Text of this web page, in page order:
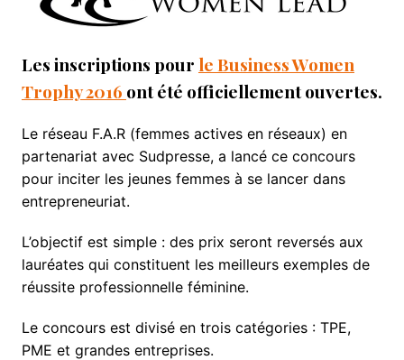
Les inscriptions pour le Business Women
Trophy 2016 ont été officiellement ouvertes.
Le réseau F.A.R (femmes actives en réseaux) en
partenariat avec Sudpresse, a lancé ce concours
pour inciter les jeunes femmes à se lancer dans
entrepreneuriat.
L’objectif est simple : des prix seront reversés aux
lauréates qui constituent les meilleurs exemples de
réussite professionnelle féminine.
Le concours est divisé en trois catégories : TPE,
PME et grandes entreprises.